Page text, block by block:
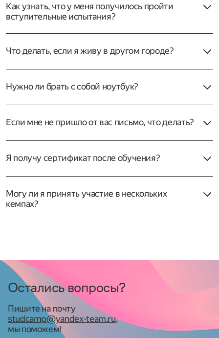
задание и пройти собеседование.
Как узнать, что у меня получилось пройти
вступительные испытания?
регистрации.
Что делать, если я живу в другом городе?
и проживание в кампусе УрФУ. Участие тоже
Нужно ли брать с собой ноутбук?
понадобится ноутбук.
Если мне не пришло от вас письмо, что делать?
напишите нам на почтуstudcamp@yandex‑team.ru
Я получу сертификат после обучения?
защитил проект, мы вручаем сертификаты.
Могу ли я принять участие в нескольких
кемпах?
Остались вопросы?
Пишите на почту
studcamp@yandex-team.ru,
мы поможем!